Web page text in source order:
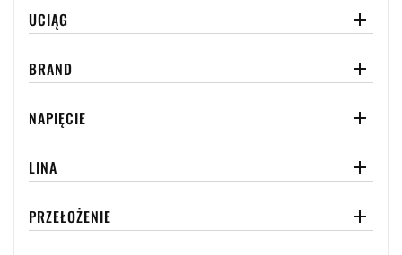
UCIĄG 
BRAND 
NAPIĘCIE 
LINA 
PRZEŁOŻENIE 